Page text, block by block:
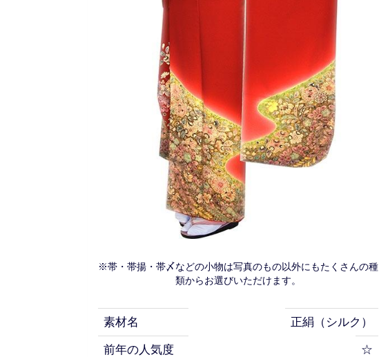
※帯・帯揚・帯〆などの小物は写真のもの以外にもたくさんの種
類からお選びいただけます。
素材名 正絹（シルク）
前年の人気度 ☆